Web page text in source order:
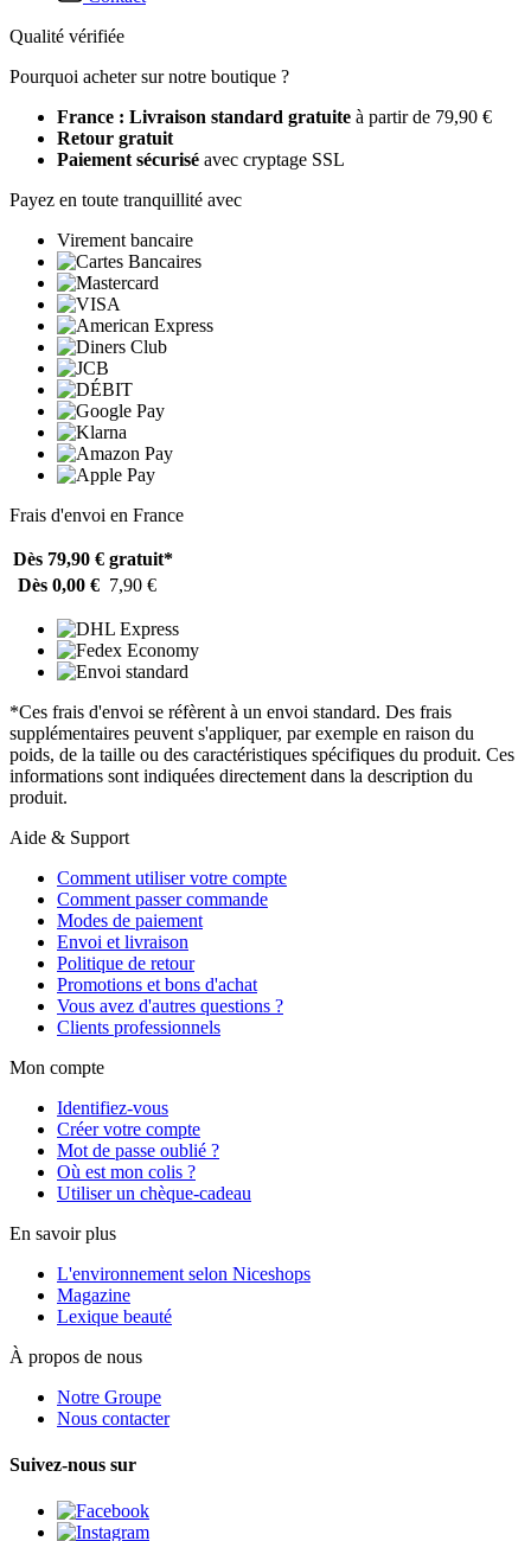
Qualité vérifiée
Pourquoi acheter sur notre boutique ?
France : Livraison standard gratuite à partir de 79,90 €
Retour gratuit
Paiement sécurisé avec cryptage SSL
Payez en toute tranquillité avec
Virement bancaire
Frais d'envoi en France
Dès 79,90 € gratuit*
Dès 0,00 € 7,90 €
*Ces frais d'envoi se réfèrent à un envoi standard. Des frais
supplémentaires peuvent s'appliquer, par exemple en raison du
poids, de la taille ou des caractéristiques spécifiques du produit. Ces
informations sont indiquées directement dans la description du
produit.
Aide & Support
Comment utiliser votre compte
Comment passer commande
Modes de paiement
Envoi et livraison
Politique de retour
Promotions et bons d'achat
Vous avez d'autres questions ?
Clients professionnels
Mon compte
Identifiez-vous
Créer votre compte
Mot de passe oublié ?
Où est mon colis ?
Utiliser un chèque-cadeau
En savoir plus
L'environnement selon Niceshops
Magazine
Lexique beauté
À propos de nous
Notre Groupe
Nous contacter
Suivez-nous sur